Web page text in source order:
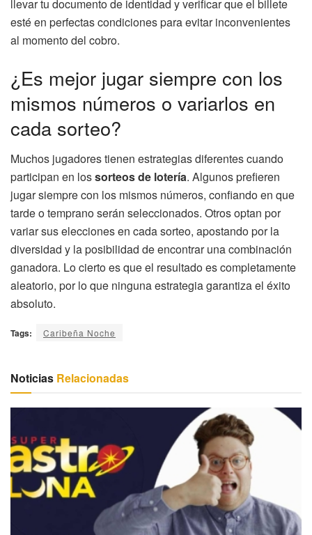
llevar tu documento de identidad y verificar que el billete
esté en perfectas condiciones para evitar inconvenientes
al momento del cobro.
¿Es mejor jugar siempre con los
mismos números o variarlos en
cada sorteo?
Muchos jugadores tienen estrategias diferentes cuando
participan en lossorteos de lotería. Algunos prefieren
jugar siempre con los mismos números, confiando en que
tarde o temprano serán seleccionados. Otros optan por
variar sus elecciones en cada sorteo, apostando por la
diversidad y la posibilidad de encontrar una combinación
ganadora. Lo cierto es que el resultado es completamente
aleatorio, por lo que ninguna estrategia garantiza el éxito
absoluto.
Tags: Caribeña Noche
Noticias Relacionadas